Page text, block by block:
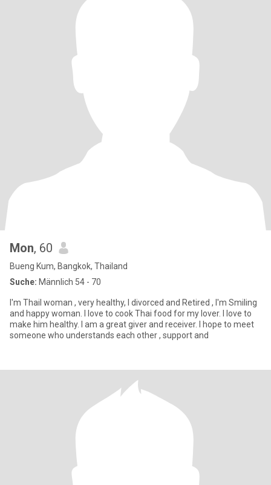
Mon, 60
Bueng Kum, Bangkok, Thailand
Suche: Männlich 54 - 70
I'm Thail woman , very healthy, I divorced and Retired , I'm Smiling
and happy woman. I love to cook Thai food for my lover. I love to
make him healthy. I am a great giver and receiver. I hope to meet
someone who understands each other , support and